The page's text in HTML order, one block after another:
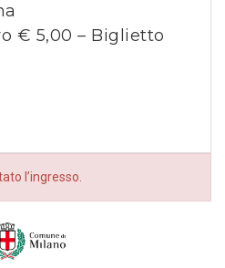
€ 5,00 – Biglietto
l’ingresso.